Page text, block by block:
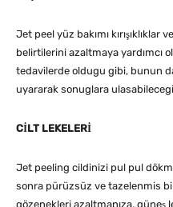
Jet peel yüz bakımı kırışıklıklar
belirtilerini azaltmaya yardımcı
tedavilerde oldugu gibi, bunun
uyararak sonuglara
CİLT LEKELERİ
Jet peeling cildinizi pul pul
sonra pürüzsüz ve tazelenmis
gözenekleri azaltmanıza,